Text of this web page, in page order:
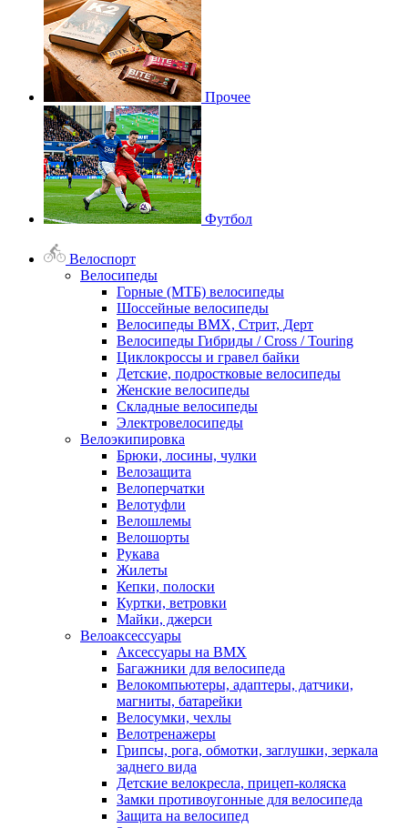
Прочее
Футбол
Велоспорт
Велосипеды
Горные (МТБ) велосипеды
Шоссейные велосипеды
Велосипеды BMX, Стрит, Дерт
Велосипеды Гибриды / Cross / Touring
Циклокроссы и гравел байки
Детские, подростковые велосипеды
Женские велосипеды
Складные велосипеды
Электровелосипеды
Велоэкипировка
Брюки, лосины, чулки
Велозащита
Велоперчатки
Велотуфли
Велошлемы
Велошорты
Рукава
Жилеты
Кепки, полоски
Куртки, ветровки
Майки, джерси
Велоаксессуары
Аксессуары на BMX
Багажники для велосипеда
Велокомпьютеры, адаптеры, датчики,
магниты, батарейки
Велосумки, чехлы
Велотренажеры
Грипсы, рога, обмотки, заглушки, зеркала
заднего вида
Детские велокресла, прицеп-коляска
Замки противоугонные для велосипеда
Защита на велосипед